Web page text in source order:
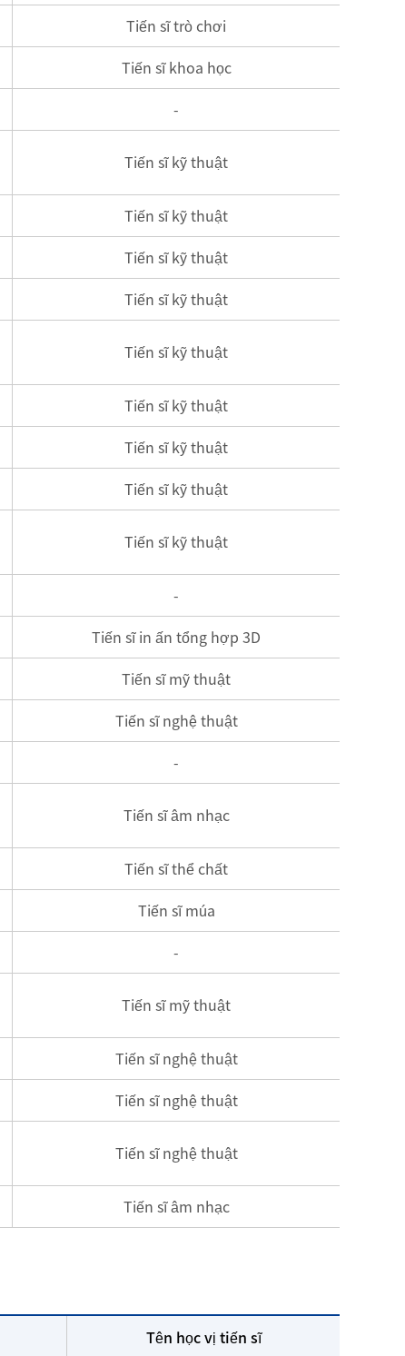
Tiến sĩ trò chơi
Tiến sĩ khoa học
-
Tiến sĩ kỹ thuật
Tiến sĩ kỹ thuật
Tiến sĩ kỹ thuật
Tiến sĩ kỹ thuật
Tiến sĩ kỹ thuật
Tiến sĩ kỹ thuật
Tiến sĩ kỹ thuật
Tiến sĩ kỹ thuật
Tiến sĩ kỹ thuật
-
Tiến sĩ in ấn tổng hợp 3D
Tiến sĩ mỹ thuật
Tiến sĩ nghệ thuật
-
Tiến sĩ âm nhạc
Tiến sĩ thể chất
Tiến sĩ múa
-
Tiến sĩ mỹ thuật
Tiến sĩ nghệ thuật
Tiến sĩ nghệ thuật
Tiến sĩ nghệ thuật
Tiến sĩ âm nhạc
Tên học vị tiến sĩ